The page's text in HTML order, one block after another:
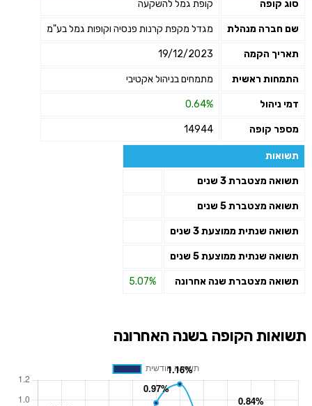
סוג קופה קופת גמל להשקעה
שם חברה מנהלת מגדל מקפת קרנות פנסיה וקופות גמל בע"מ
תאריך הקמה 19/12/2023
התמחות ראשית מתמחים בניהול אקטיבי
דמי ניהול 0.64%
מספר קופה 14944
תשואות
תשואה מצטברת 3 שנים
תשואה מצטברת 5 שנים
תשואה שנתית ממוצעת 3 שנים
תשואה שנתית ממוצעת 5 שנים
תשואה מצטברת שנה אחרונה 5.07%
תשואות הקופה בשנה האחרונה